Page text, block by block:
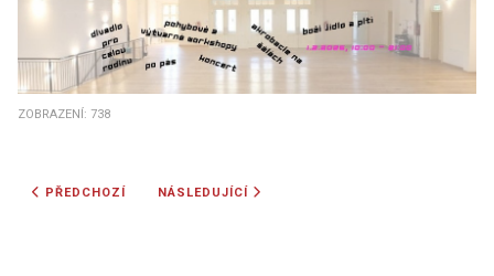
ZOBRAZENÍ: 738
PŘEDCHOZÍ ČLÁNEK: SVĚTOVÝ DEN MODLITEB 2026
PŘEDCHOZÍ DALŠÍ ČLÁNEK: VÝROČÍ ZALOŽENÍ CÍRKEV
NÁSLEDUJÍCÍ